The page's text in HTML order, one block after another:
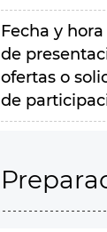
Fecha y
de
ofertas o
de